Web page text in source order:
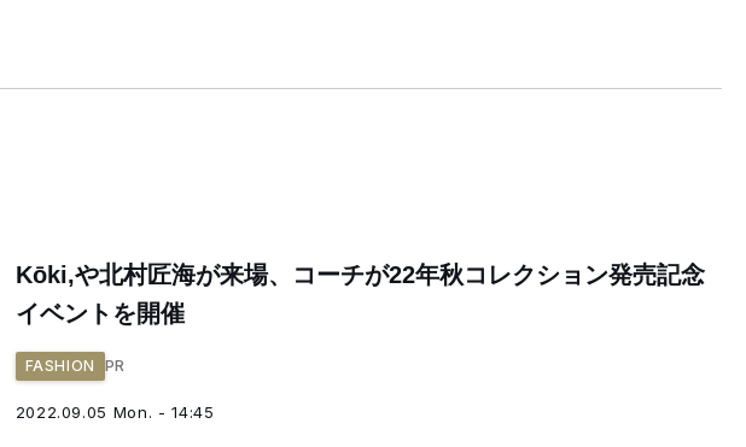
Kōki,や北村匠海が来場、コーチが22年秋コレクション発売記念
イベントを開催
FASHION PR
2022.09.05 Mon. - 14:45